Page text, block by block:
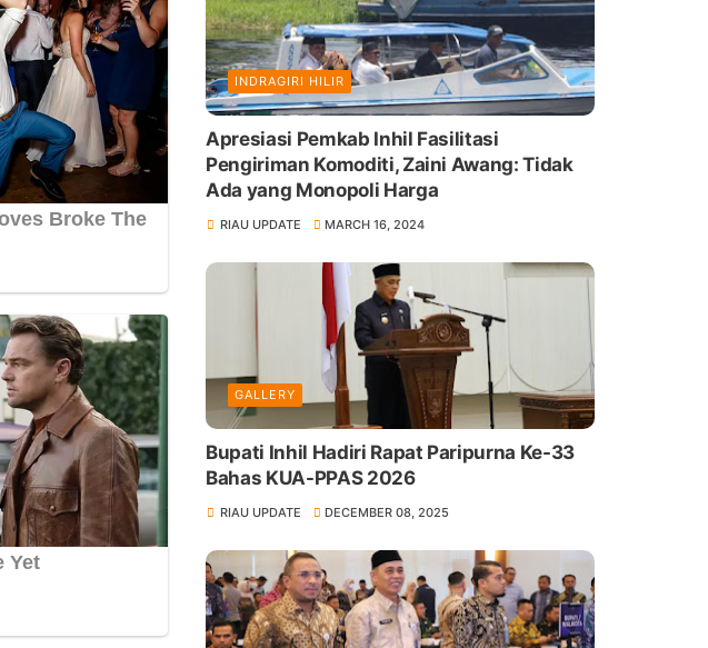
INDRAGIRI HILIR
Apresiasi Pemkab Inhil Fasilitasi
Pengiriman Komoditi, Zaini Awang: Tidak
Ada yang Monopoli Harga
RIAU UPDATE MARCH 16, 2024
GALLERY
Bupati Inhil Hadiri Rapat Paripurna Ke-33
Bahas KUA-PPAS 2026
RIAU UPDATE DECEMBER 08, 2025